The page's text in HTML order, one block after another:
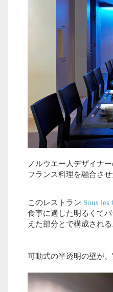
ノルウエー人デザイナ
フランス料理を融合さ
このレストラン Sous les
食事に適した明るくて
えた部分とで構成され
可動式の半透明の壁が